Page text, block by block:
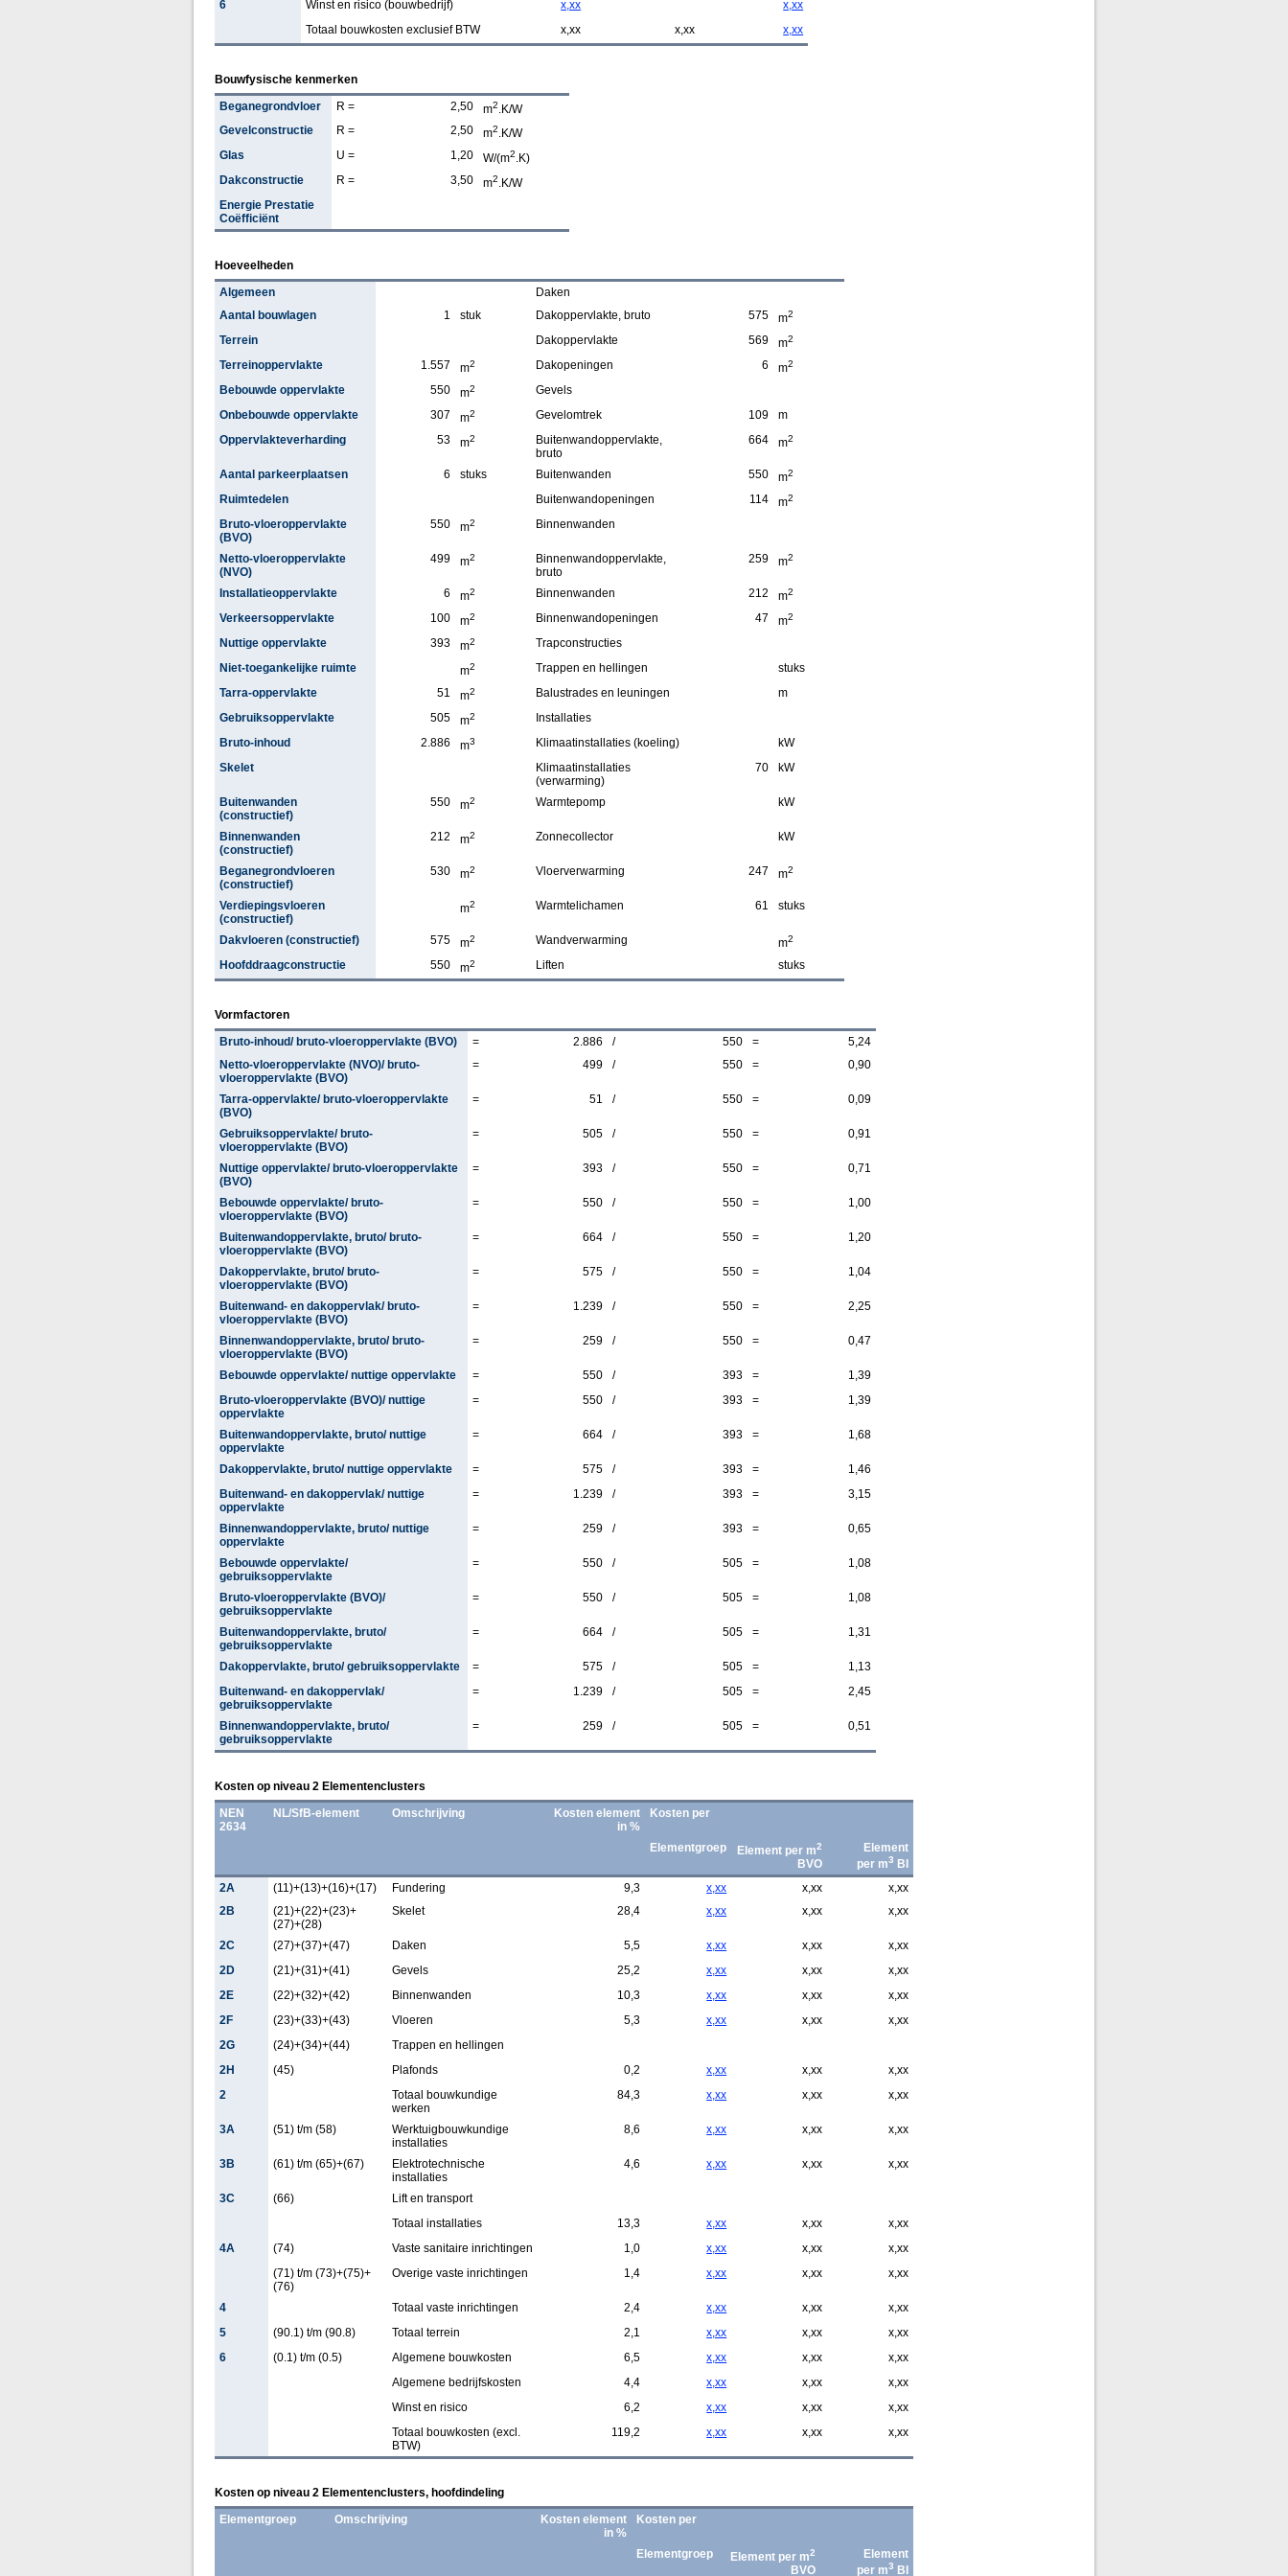
6
Winst en risico (bouwbedrijf) x,xx
x,xx
Totaal bouwkosten exclusief BTW
x,xx x,xx x,xx
Bouwfysische kenmerken
Beganegrondvloer
R = 2,50 m2.K/W
Gevelconstructie
R = 2,50 m2.K/W
Glas
U = 1,20 W/(m2.K)
Dakconstructie
R = 3,50 m2.K/W
Energie Prestatie
Coëfficiënt
Hoeveelheden
Algemeen
Daken
Aantal bouwlagen
1 stuk Dakoppervlakte, bruto 575 m2
Terrein Dakoppervlakte 569 m2
Terreinoppervlakte 1.557 m2 Dakopeningen 6 m2
Bebouwde oppervlakte 550 m2
Gevels
Onbebouwde oppervlakte
307 m2 Gevelomtrek 109
m
Oppervlakteverharding
53 m2
Buitenwandoppervlakte,
bruto
664 m2
Aantal parkeerplaatsen 6 stuks Buitenwanden 550 m2
Ruimtedelen Buitenwandopeningen 114 m2
Bruto-vloeroppervlakte
(BVO)
550 m2 Binnenwanden
Netto-vloeroppervlakte
(NVO)
499 m2
Binnenwandoppervlakte,
bruto
259 m2
Installatieoppervlakte 6 m2 Binnenwanden 212 m2
Verkeersoppervlakte 100 m2 Binnenwandopeningen 47 m2
Nuttige oppervlakte 393 m2
Trapconstructies
Niet-toegankelijke ruimte
m2 Trappen en hellingen
stuks
Tarra-oppervlakte
51 m2 Balustrades en leuningen
m
Gebruiksoppervlakte
505 m2
Installaties
Bruto-inhoud
2.886 m3 Klimaatinstallaties (koeling)
kW
Skelet
Klimaatinstallaties
(verwarming)
70 kW
Buitenwanden
(constructief)
550 m2 Warmtepomp kW
Binnenwanden
(constructief)
212 m2 Zonnecollector kW
Beganegrondvloeren
(constructief)
530 m2 Vloerverwarming 247 m2
Verdiepingsvloeren
(constructief)
m2 Warmtelichamen 61 stuks
Dakvloeren (constructief) 575 m2 Wandverwarming m2
Hoofddraagconstructie 550 m2 Liften stuks
Vormfactoren
Bruto-inhoud/ bruto-vloeroppervlakte (BVO)
= 2.886 / 550 =
5,24
Netto-vloeroppervlakte (NVO)/ bruto-
vloeroppervlakte (BVO)
= 499 / 550 = 0,90
Tarra-oppervlakte/ bruto-vloeroppervlakte
(BVO)
= 51 / 550 = 0,09
Gebruiksoppervlakte/ bruto-
vloeroppervlakte (BVO)
= 505 / 550 = 0,91
Nuttige oppervlakte/ bruto-vloeroppervlakte
(BVO)
= 393 / 550 = 0,71
Bebouwde oppervlakte/ bruto-
vloeroppervlakte (BVO)
= 550 / 550 = 1,00
Buitenwandoppervlakte, bruto/ bruto-
vloeroppervlakte (BVO)
= 664 / 550 = 1,20
Dakoppervlakte, bruto/ bruto-
vloeroppervlakte (BVO)
= 575 / 550 = 1,04
Buitenwand- en dakoppervlak/ bruto-
vloeroppervlakte (BVO)
= 1.239 / 550 = 2,25
Binnenwandoppervlakte, bruto/ bruto-
vloeroppervlakte (BVO)
= 259 / 550 = 0,47
Bebouwde oppervlakte/ nuttige oppervlakte = 550 / 393 =
1,39
Bruto-vloeroppervlakte (BVO)/ nuttige
oppervlakte
= 550 / 393 = 1,39
Buitenwandoppervlakte, bruto/ nuttige
oppervlakte
= 664 / 393 = 1,68
Dakoppervlakte, bruto/ nuttige oppervlakte = 575 / 393 =
1,46
Buitenwand- en dakoppervlak/ nuttige
oppervlakte
= 1.239 / 393 = 3,15
Binnenwandoppervlakte, bruto/ nuttige
oppervlakte
= 259 / 393 = 0,65
Bebouwde oppervlakte/
gebruiksoppervlakte
= 550 / 505 = 1,08
Bruto-vloeroppervlakte (BVO)/
gebruiksoppervlakte
= 550 / 505 = 1,08
Buitenwandoppervlakte, bruto/
gebruiksoppervlakte
= 664 / 505 = 1,31
Dakoppervlakte, bruto/ gebruiksoppervlakte = 575 / 505 =
1,13
Buitenwand- en dakoppervlak/
gebruiksoppervlakte
= 1.239 / 505 = 2,45
Binnenwandoppervlakte, bruto/
gebruiksoppervlakte
= 259 / 505 = 0,51
Kosten op niveau 2 Elementenclusters
NEN
2634
NL/SfB-element Omschrijving
Kosten element
in %
Kosten per
Elementgroep Element per m2
BVO
Element
per m3 BI
2A
(11)+(13)+(16)+(17) Fundering 9,3 x,xx x,xx
x,xx
2B
(21)+(22)+(23)+
(27)+(28)
Skelet 28,4 x,xx x,xx x,xx
2C (27)+(37)+(47) Daken 5,5 x,xx x,xx
x,xx
2D
(21)+(31)+(41) Gevels 25,2 x,xx x,xx
x,xx
2E
(22)+(32)+(42) Binnenwanden 10,3 x,xx x,xx
x,xx
2F
(23)+(33)+(43) Vloeren 5,3 x,xx x,xx
x,xx
2G
(24)+(34)+(44)
Trappen en hellingen
2H
(45) Plafonds 0,2 x,xx x,xx
x,xx
2
Totaal bouwkundige
werken
84,3 x,xx x,xx x,xx
3A (51) t/m (58)
Werktuigbouwkundige
installaties
8,6 x,xx x,xx x,xx
3B (61) t/m (65)+(67)
Elektrotechnische
installaties
4,6 x,xx x,xx x,xx
3C (66)
Lift en transport
Totaal installaties
13,3 x,xx x,xx
x,xx
4A
(74) Vaste sanitaire inrichtingen 1,0 x,xx x,xx
x,xx
(71) t/m (73)+(75)+
(76)
Overige vaste inrichtingen 1,4 x,xx x,xx x,xx
4 Totaal vaste inrichtingen 2,4 x,xx x,xx
x,xx
5
(90.1) t/m (90.8) Totaal terrein 2,1 x,xx x,xx
x,xx
6
(0.1) t/m (0.5) Algemene bouwkosten 6,5 x,xx x,xx
x,xx
Algemene bedrijfskosten
4,4 x,xx x,xx
x,xx
Winst en risico
6,2 x,xx x,xx
x,xx
Totaal bouwkosten (excl.
BTW)
119,2 x,xx x,xx x,xx
Kosten op niveau 2 Elementenclusters, hoofdindeling
Elementgroep
Omschrijving
Kosten element
in %
Kosten per
Elementgroep Element per m2
BVO
Element
per m3 BI